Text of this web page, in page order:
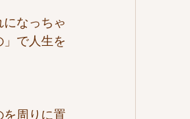
なっちゃ
で人生を
周りに置